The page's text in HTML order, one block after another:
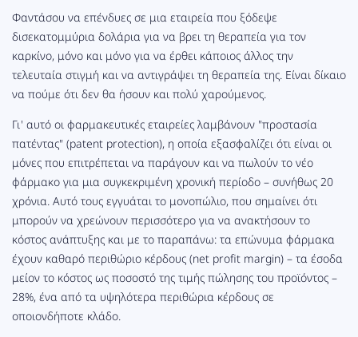
Φαντάσου να επένδυες σε μια εταιρεία που ξόδεψε
δισεκατομμύρια δολάρια για να βρει τη θεραπεία για τον
καρκίνο, μόνο και μόνο για να έρθει κάποιος άλλος την
τελευταία στιγμή και να αντιγράψει τη θεραπεία της. Είναι δίκαιο
να πούμε ότι δεν θα ήσουν και πολύ χαρούμενος.
Γι' αυτό οι φαρμακευτικές εταιρείες λαμβάνουν "προστασία
πατέντας" (patent protection), η οποία εξασφαλίζει ότι είναι οι
μόνες που επιτρέπεται να παράγουν και να πωλούν το νέο
φάρμακο για μια συγκεκριμένη χρονική περίοδο – συνήθως 20
χρόνια. Αυτό τους εγγυάται το μονοπώλιο, που σημαίνει ότι
μπορούν να χρεώνουν περισσότερο για να ανακτήσουν το
κόστος ανάπτυξης και με το παραπάνω: τα επώνυμα φάρμακα
έχουν καθαρό περιθώριο κέρδους (net profit margin) – τα έσοδα
μείον το κόστος ως ποσοστό της τιμής πώλησης του προϊόντος –
28%, ένα από τα υψηλότερα περιθώρια κέρδους σε
οποιονδήποτε κλάδο.